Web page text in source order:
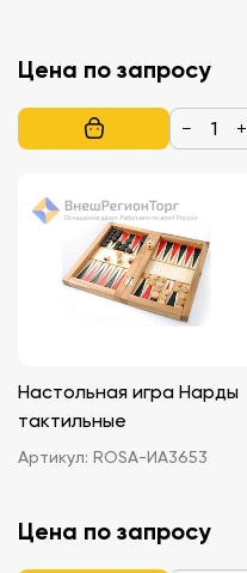
Цена по запросу
− +
Настольная игра Нарды
тактильные
Артикул: ROSA-ИА3653
Цена по запросу